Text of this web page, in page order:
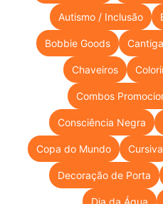
Autismo / Inclusão
Bobbie Goods
Chaveiros
Combos
Consciência Negra
Copa do Mundo Cursiva
Decoração de Porta
Dia da Água